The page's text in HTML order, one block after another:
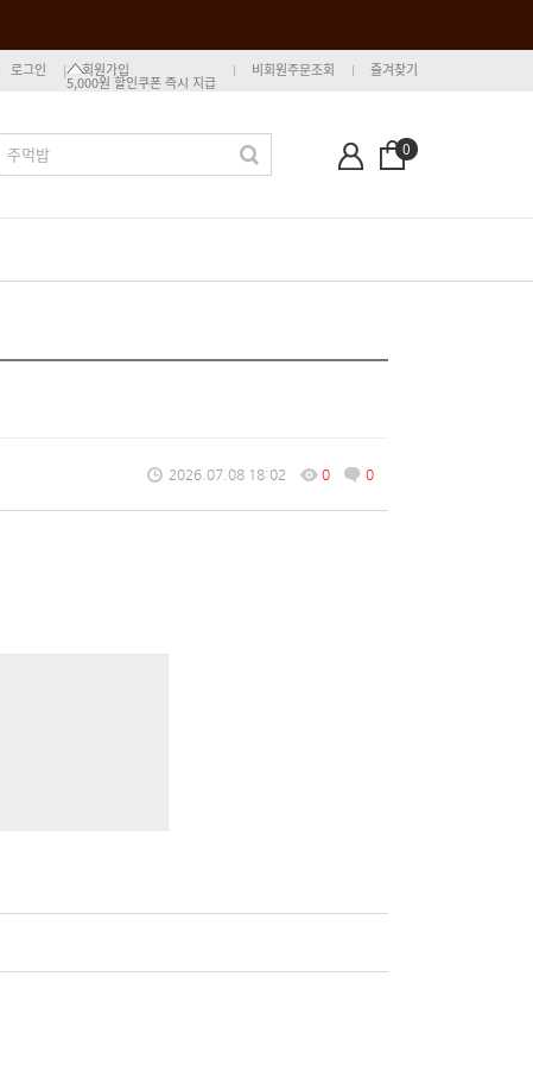
로그인 회원가입
5,000원 할인쿠폰 즉시 지급
비회원주문조회 즐겨찾기
0
2026.07.08 18:02 0 0